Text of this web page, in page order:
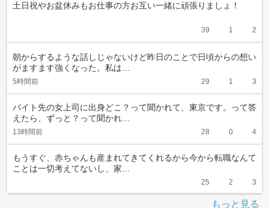
土日祝やお盆休みもお仕事の方お互い一緒に頑張りましょ！
39 1 2
朝からするような話しじゃないけど昨日のことで日頃からの想い
がますます強くなった。私は…
5時間前 29 1 3
バイト先の女上司に出身どこ？って聞かれて、東京です。って答
えたら、ずっと？って聞かれ…
13時間前 28 0 4
もうすぐ、赤ちゃんも産まれてきてくれるから今から転職なんて
ことは一切考えてないし、家…
25 2 3
もっと見る